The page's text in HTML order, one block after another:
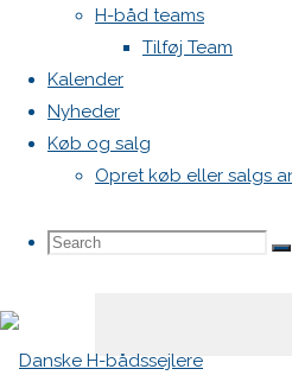
H-båd teams
Tilføj Team
Kalender
Nyheder
Køb og salg
Opret køb eller salgs
Search
Search
publiceret.
Krævede
felter er
markeret
med*
Comment